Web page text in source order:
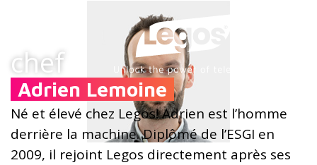
chef
Adrien Lemoine
Né et élevé chez Legos!Adrien est l’homme
derrière la machine.Diplômé de l’ESGI en
2009, il rejoint Legos directement après ses